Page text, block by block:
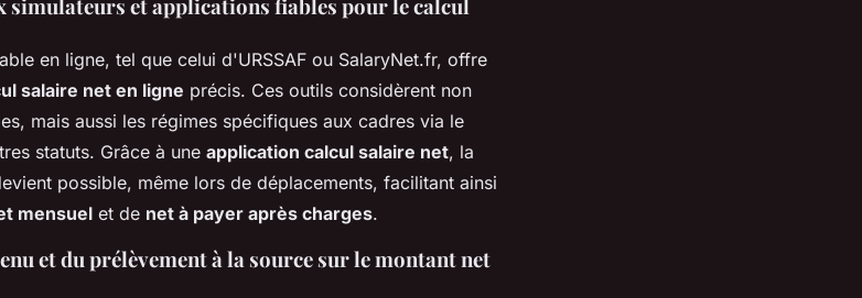
simulateurs et applications fiables pour le calcul
en ligne, tel que celui d'URSSAF ou SalaryNet.fr, offre
salaire net en ligne précis. Ces outils considèrent non
mais aussi les régimes spécifiques aux cadres via le
statuts. Grâce à une application calcul salaire net, la
possible, même lors de déplacements, facilitant ainsi
mensuel et de net à payer après charges.
et du prélèvement à la source sur le montant net